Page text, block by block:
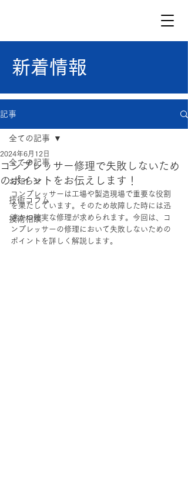
新着情報
記事
全ての記事
お知らせ
技術コラム
技術相談
全ての記事
コンプレッサー修理で失敗しないため
のポイントをお伝えします！
2024年6月12日
コンプレッサーは工場や製造現場で重要な役割
を果たしています。そのため故障した時には迅
速かつ確実な修理が求められます。今回は、コ
ンプレッサーの修理において失敗しないための
ポイントを詳しく解説します。